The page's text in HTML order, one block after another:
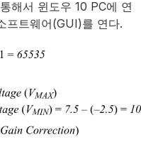
해서 윈도우 10 PC에 연
프트웨어(GUI)를 연다.